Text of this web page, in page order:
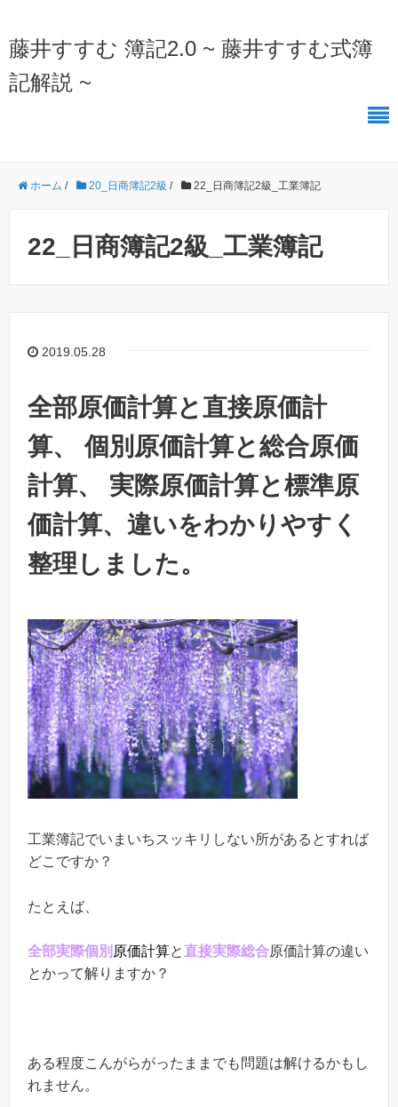
藤井すすむ 簿記2.0 ~ 藤井すすむ式簿
記解説 ~
ホーム / 20_日商簿記2級 / 22_日商簿記2級_工業簿記
22_日商簿記2級_工業簿記
2019.05.28
全部原価計算と直接原価計
算、 個別原価計算と総合原価
計算、 実際原価計算と標準原
価計算、違いをわかりやすく
整理しました。
工業簿記でいまいちスッキリしない所があるとすれば
どこですか？
たとえば、
全部実際個別 原価計算と直接実際総合原価計算の違い
とかって解りますか？
ある程度こんがらがったままでも問題は解けるかもし
れません。